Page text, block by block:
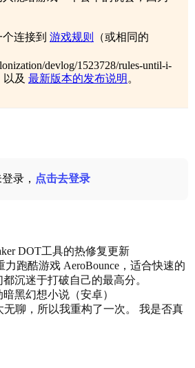
连接到 游戏规则
（或相同的
devlog/1523728/rules-until-i-
以及 最新版本的发布说明 。
录， 点击去登录
DOT工具的热修复更新
力跑酷游戏 AeroBounce，适合快速的
沉迷于打破自己的最高分。
黑幻想小说（安卓）
无聊，所以我重构了一次。 我是否真